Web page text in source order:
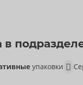
упаковки